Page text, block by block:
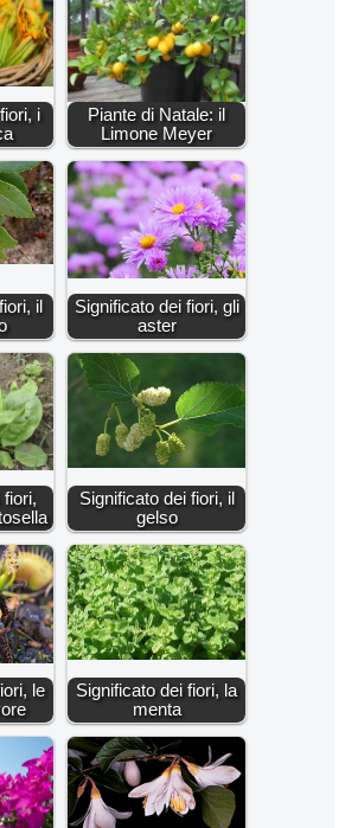
i
Piante di Natale: il
Limone Meyer
il
Significato dei fiori, gli
aster
fiori,
Significato dei fiori, il
gelso
le
Significato dei fiori, la
menta